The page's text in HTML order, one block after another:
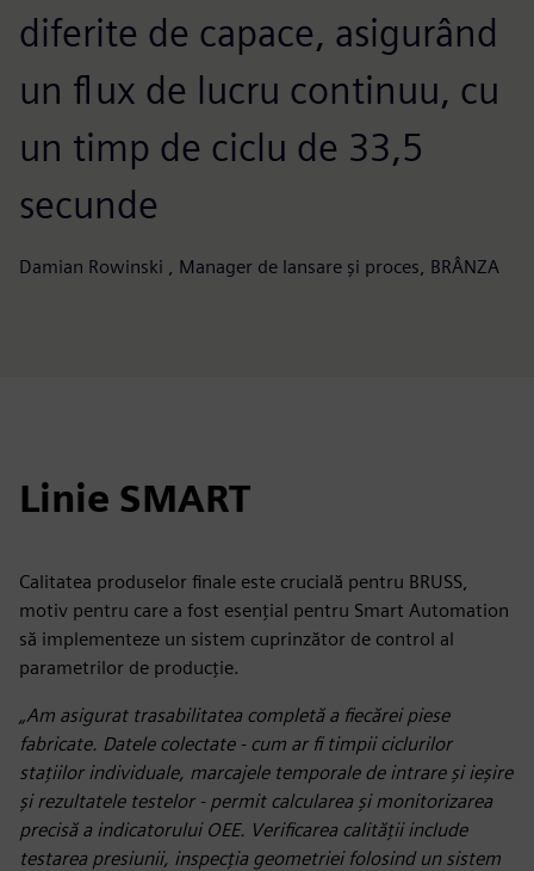
diferite de capace, asigurând
un flux de lucru continuu, cu
un timp de ciclu de 33,5
secunde
Damian Rowinski , Manager de lansare și proces, BRÂNZA
Linie SMART
Calitatea produselor finale este crucială pentru BRUSS,
motiv pentru care a fost esențial pentru Smart Automation
să implementeze un sistem cuprinzător de control al
parametrilor de producție.
„Am asigurat trasabilitatea completă a fiecărei piese
fabricate. Datele colectate - cum ar fi timpii ciclurilor
stațiilor individuale, marcajele temporale de intrare și ieșire
și rezultatele testelor - permit calcularea și monitorizarea
precisă a indicatorului OEE. Verificarea calității include
testarea presiunii, inspecția geometriei folosind un sistem